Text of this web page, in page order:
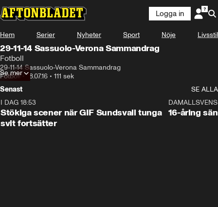
Logga in
Hem Serier Nyheter Sport Nöje Livsstil
29-11-14 Sassuolo-Verona Sammandrag
Fotboll
29-11-14 Sassuolo-Verona Sammandrag
Fotboll•18.07.16 • 111 sek
Se mer
Senast
SE ALLA
I DAG 18:53
Stökiga scener när GIF Sundsvall tunga
svit fortsätter
16-åring